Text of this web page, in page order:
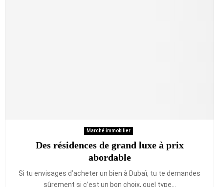
Marché immobilier
Des résidences de grand luxe à prix
abordable
Si tu envisages d’acheter un bien à Dubaï, tu te demandes
sûrement si c’est un bon choix, quel type...